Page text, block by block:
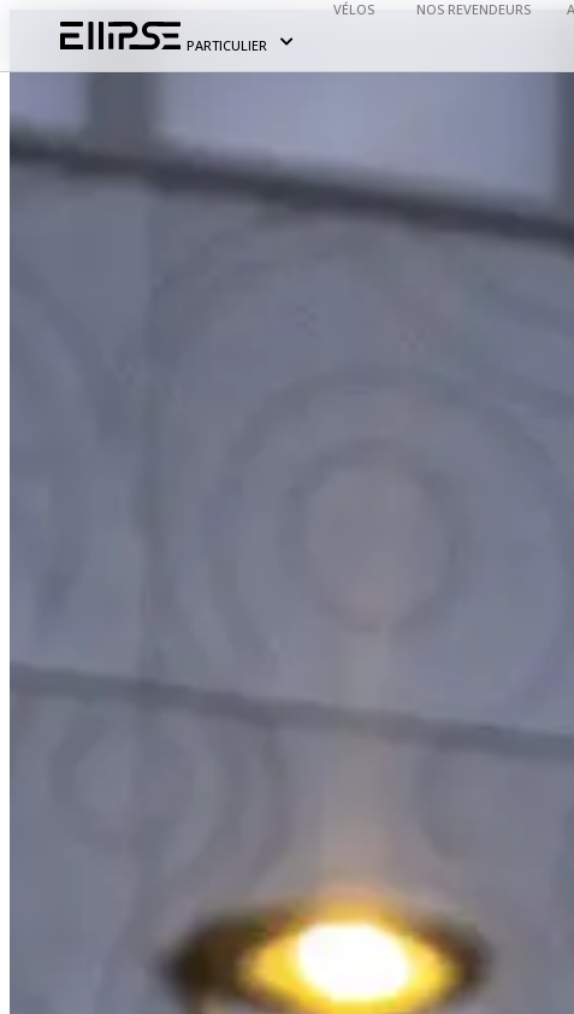
PARTICULIER
VÉLOS NOS REVENDEURS